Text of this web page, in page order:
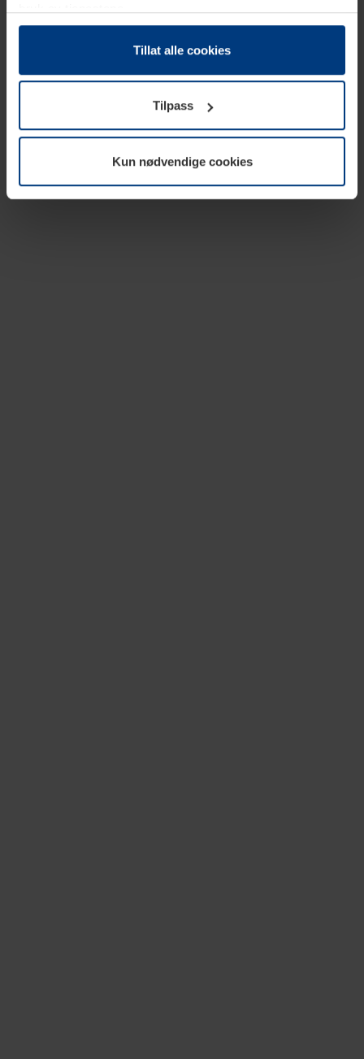
Etter loven kan vi lagre informasjonskapsler på din
datamaskin, hvis disse er absolutt nødvendig for drift av
trenger vi din tillatelse. Du kan når som helst endre eller
tilbakekalle ditt samtykke i forklaringen av
informasjonskapselen på sidenPersonvernerklæringpå
Tillat alle cookies
Tilpass
Kun nødvendige cookies